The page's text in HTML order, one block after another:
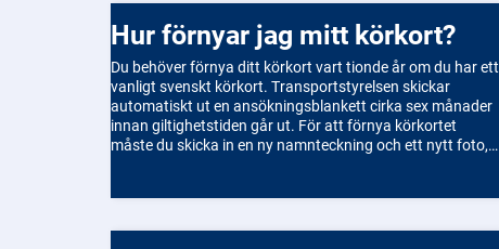
Hur förnyar jag mitt körkort?
Du behöver förnya ditt körkort vart tionde år om du har ett
vanligt svenskt körkort. Transportstyrelsen skickar
automatiskt ut en ansökningsblankett cirka sex månader
innan giltighetstiden går ut. För att förnya körkortet
måste du skicka in en ny namnteckning och ett nytt foto,
skickat in allt, betalar du en avgift. Det nya körkortet